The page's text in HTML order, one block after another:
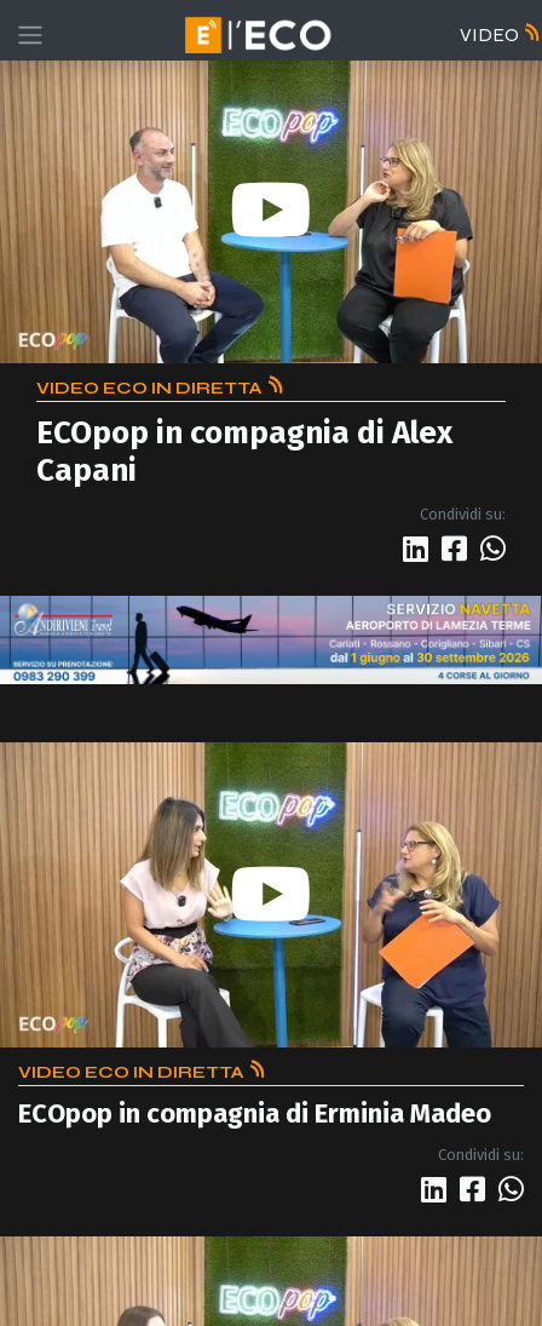
VIDEO
VIDEO ECO IN DIRETTA
ECOpop in compagnia di Alex
Capani
Condividi su:
VIDEO ECO IN DIRETTA
ECOpop in compagnia di Erminia Madeo
Condividi su: